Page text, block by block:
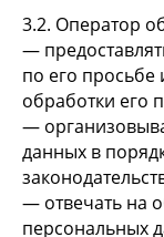
3.2. Оператор
—
по его
обработки его
—
данных в
— отвечать на
персональных